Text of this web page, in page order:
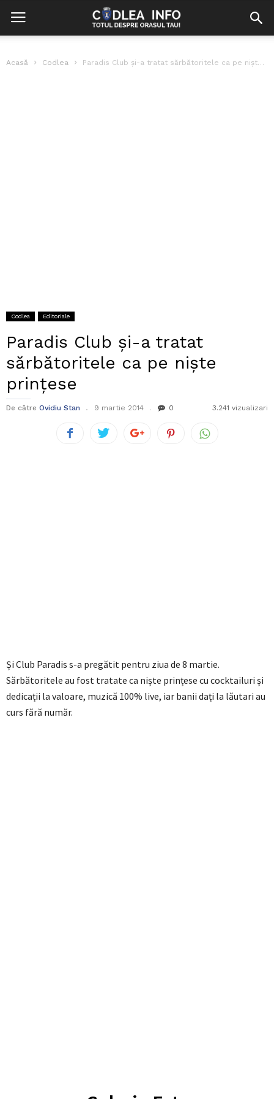
Acasă Codlea Paradis Club și-a tratat sărbătoritele ca pe niște prințese
Codlea Editoriale
Paradis Club și-a tratat
sărbătoritele ca pe niște
prințese
De către Ovidiu Stan 9 martie 2014 0 3.241 vizualizari
Și Club Paradis s-a pregătit pentru ziua de 8 martie.
Sărbătoritele au fost tratate ca niște prințese cu cocktailuri și
dedicații la valoare, muzică 100% live, iar banii dați la lăutari au
curs fără număr.